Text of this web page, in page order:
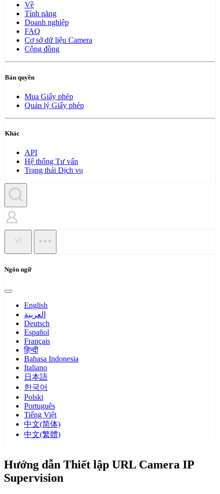
Về
Tính năng
Doanh nghiệp
FAQ
Cơ sở dữ liệu Camera
Cộng đồng
Bản quyền
Mua Giấy phép
Quản lý Giấy phép
Khác
API
Hệ thống Tư vấn
Trạng thái Dịch vụ
VI
Ngôn ngữ
English
العربية
Deutsch
Español
Français
हिन्दी
Bahasa Indonesia
Italiano
日本語
한국어
Polski
Português
Tiếng Việt
中文(简体)
中文(繁體)
Hướng dẫn Thiết lập URL Camera IP
Supervision